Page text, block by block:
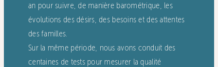
an pour suivre, de manière barométrique, les
évolutions des désirs, des besoins et des attentes
des familles.
Sur la même période, nous avons conduit des
centaines de tests pour mesurer la qualité